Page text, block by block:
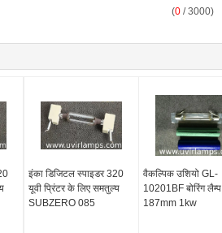
(0 / 3000)
इंका डिजिटल स्पाइडर 320
यूवी प्रिंटर के लिए समतुल्य
SUBZERO 085
वैकल्पिक उशियो GL-
10201BF बोरिंग लैम्प
187mm 1kw